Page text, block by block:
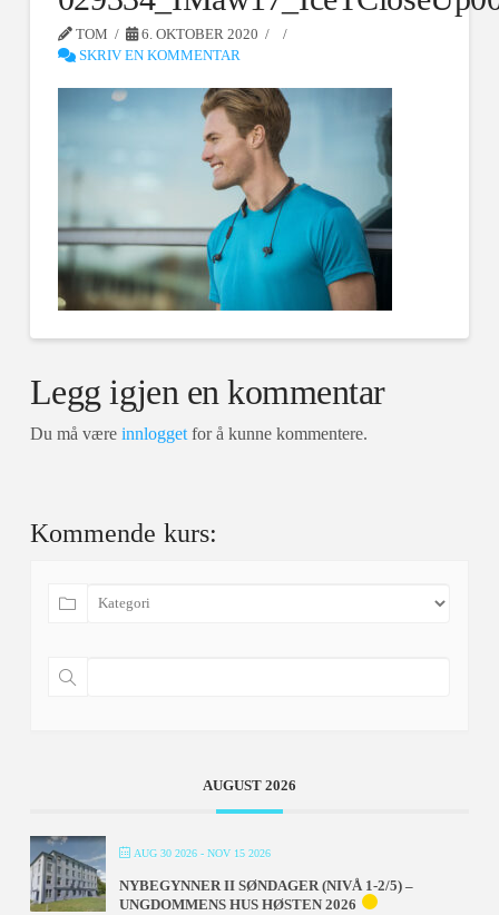
TOM
6. OKTOBER 2020
SKRIV EN KOMMENTAR
Legg igjen en kommentar
Du må være innloggetfor å kunne kommentere.
Kommende kurs:
AUGUST 2026
AUG 30 2026- NOV 15 2026
NYBEGYNNER II SØNDAGER (NIVÅ 1-2/5) –
UNGDOMMENS HUS HØSTEN 2026